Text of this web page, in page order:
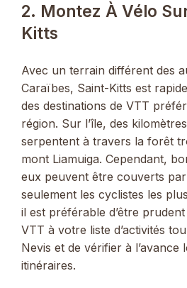
2. Montez À Vélo
Kitts
Avec un terrain différent des
Caraïbes, Saint-Kitts est
des destinations de VTT
région. Sur l’île, des
serpentent à travers la forêt
mont Liamuiga. Cependant,
eux peuvent être couverts
seulement les cyclistes les
il est préférable d’être
VTT à votre liste d’activités
Nevis et de vérifier à l’avance
itinéraires.